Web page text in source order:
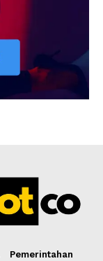
Pemerintahan